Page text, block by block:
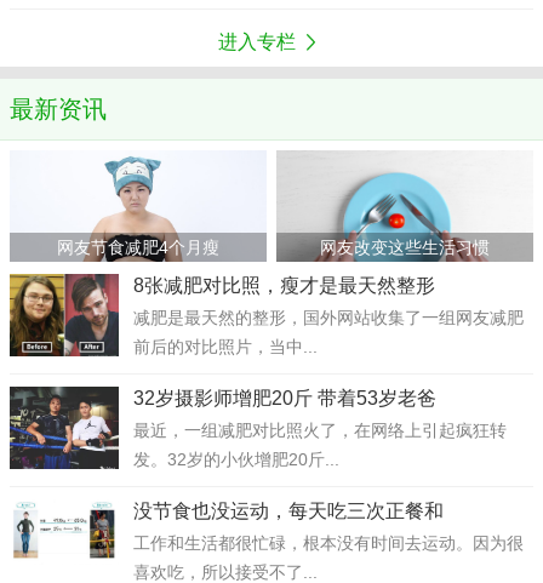
进入专栏
最新资讯
网友节食减肥4个月瘦 网友改变这些生活习惯
8张减肥对比照，瘦才是最天然整形
减肥是最天然的整形，国外网站收集了一组网友减肥
前后的对比照片，当中...
32岁摄影师增肥20斤 带着53岁老爸
最近，一组减肥对比照火了，在网络上引起疯狂转
发。32岁的小伙增肥20斤...
没节食也没运动，每天吃三次正餐和
工作和生活都很忙碌，根本没有时间去运动。因为很
喜欢吃，所以接受不了...